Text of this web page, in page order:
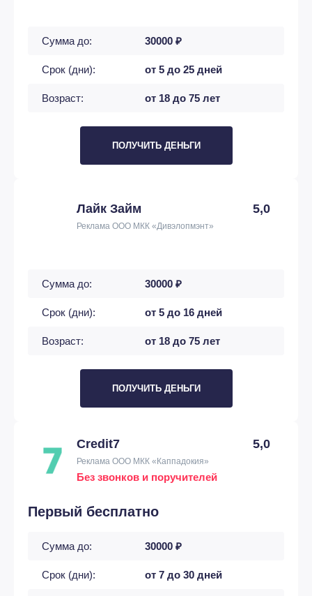
Сумма до: 30000 ₽
Срок (дни): от 5 до 25 дней
Возраст: от 18 до 75 лет
ПОЛУЧИТЬ ДЕНЬГИ
Лайк Займ 5,0
Реклама ООО МКК «Дивэлопмэнт»
Сумма до: 30000 ₽
Срок (дни): от 5 до 16 дней
Возраст: от 18 до 75 лет
ПОЛУЧИТЬ ДЕНЬГИ
Credit7 5,0
Реклама ООО МКК «Каппадокия»
Без звонков и поручителей
Первый бесплатно
Сумма до: 30000 ₽
Срок (дни): от 7 до 30 дней